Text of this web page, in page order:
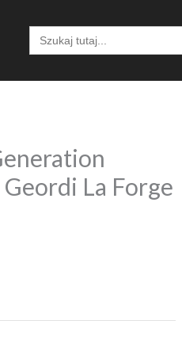
Search
for:
La Forge